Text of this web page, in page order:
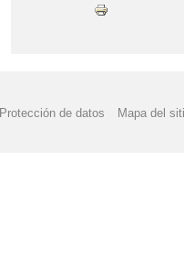
Protección de datos Mapa del